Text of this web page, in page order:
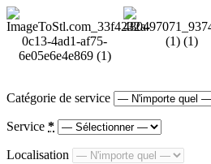
Catégorie de service
Service *
Localisation